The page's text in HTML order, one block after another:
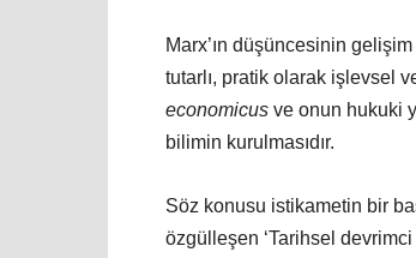
Marx’ın düşüncesinin
tutarlı, pratik olarak işlevsel
economicus ve onun hukuki
bilimin kurulmasıdır.
Söz konusu istikametin bir
özgülleşen ‘Tarihsel devrimci